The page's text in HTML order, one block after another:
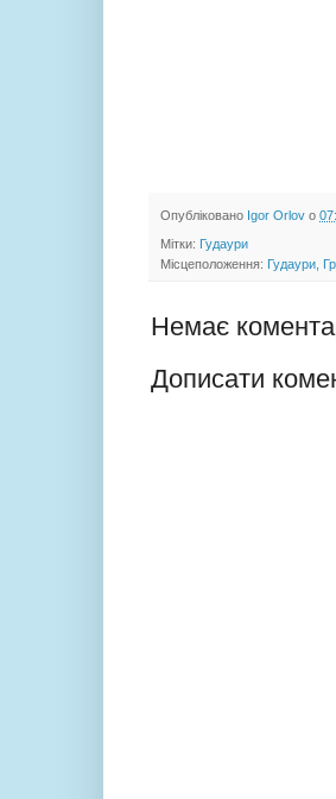
Опубліковано Igor Orlov о
Мітки: Гудаури
Місцеположення: Гудаури,
Немає
Дописати